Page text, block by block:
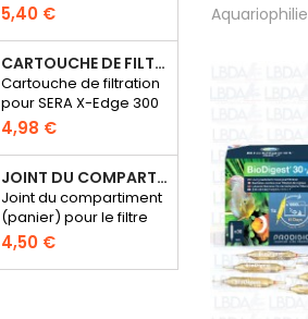
5,40 €
CARTOUCHE DE FILTRATION BLANCHE POUR SERA X-EDGE 300 - 2 PIÈCES
Cartouche de filtration
pour SERA X-Edge 300
4,98 €
JOINT DU COMPARTIMENT POUR MÉDIA DE FILTRATION - FILTRE SERA FIL BIOACTIVE 250 AU 400+UV ET UVC-XTREME 800 OU 1200
Joint du compartiment
(panier) pour le filtre
externe SERA Fil
Bioactive 250, 250+UV,
400+UV et UVC-
4,50 €
Aquariophilie